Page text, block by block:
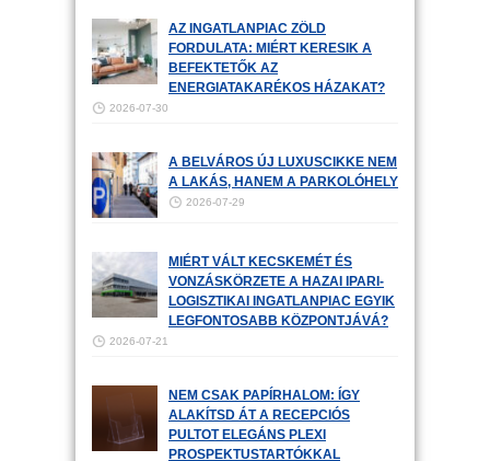
AZ INGATLANPIAC ZÖLD
FORDULATA: MIÉRT KERESIK A
BEFEKTETŐK AZ
ENERGIATAKARÉKOS HÁZAKAT?
2026-07-30
A BELVÁROS ÚJ LUXUSCIKKE NEM
A LAKÁS, HANEM A PARKOLÓHELY
2026-07-29
MIÉRT VÁLT KECSKEMÉT ÉS
VONZÁSKÖRZETE A HAZAI IPARI-
LOGISZTIKAI INGATLANPIAC EGYIK
LEGFONTOSABB KÖZPONTJÁVÁ?
2026-07-21
NEM CSAK PAPÍRHALOM: ÍGY
ALAKÍTSD ÁT A RECEPCIÓS
PULTOT ELEGÁNS PLEXI
PROSPEKTUSTARTÓKKAL